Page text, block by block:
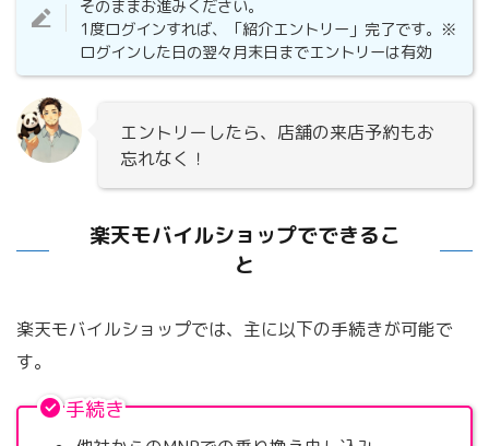
そのままお進みください。
1度ログインすれば、「紹介エントリー」完了です。※
ログインした日の翌々月末日までエントリーは有効
エントリーしたら、店舗の来店予約もお
忘れなく！
楽天モバイルショップでできるこ
と
楽天モバイルショップでは、主に以下の手続きが可能で
す。
手続き